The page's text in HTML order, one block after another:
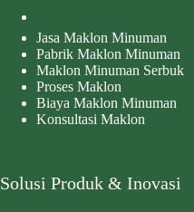
Jasa Maklon Minuman
Pabrik Maklon Minuman
Maklon Minuman Serbuk
Proses Maklon
Biaya Maklon Minuman
Konsultasi Maklon
Solusi Produk & Inovasi